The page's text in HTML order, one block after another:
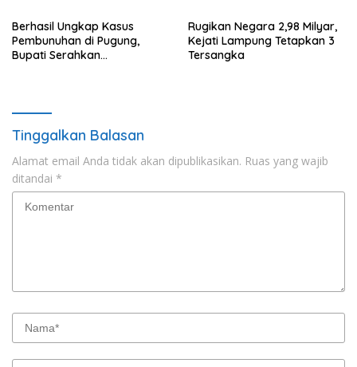
Berhasil Ungkap Kasus
Pembunuhan di Pugung,
Bupati Serahkan
Rugikan Negara 2,98 Milyar,
Kejati Lampung Tetapkan 3
Tersangka
Tinggalkan Balasan
Alamat email Anda tidak akan dipublikasikan. Ruas yang wajib
ditandai *